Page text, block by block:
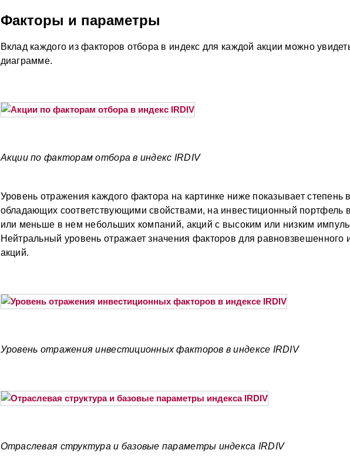
Факторы и параметры
Вклад каждого из факторов отбора в индекс для каждой акции можно
диаграмме.
Акции по факторам отбора в индекс IRDIV
Уровень отражения каждого фактора на картинке ниже показывает степень
обладающих соответствующими свойствами, на инвестиционный портфель
или меньше в нем небольших компаний, акций с высоким или низким
Нейтральный уровень отражает значения факторов для равновзвешенного
акций.
Уровень отражения инвестиционных факторов в индексе IRDIV
Отраслевая структура и базовые параметры индекса IRDIV